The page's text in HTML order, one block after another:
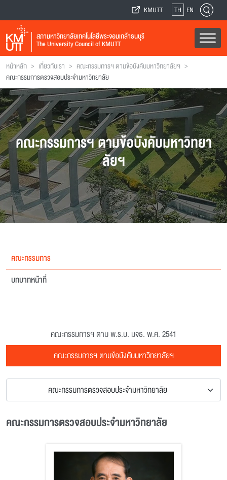
KMUTT TH EN
สภามหาวิทยาลัยเทคโนโลยีพระจอมเกล้าธนบุรี
The University Council of KMUTT
หน้าหลัก > เกี่ยวกับเรา > คณะกรรมการฯ ตามข้อบังคับมหาวิทยาลัยฯ >
คณะกรรมการตรวจสอบประจำมหาวิทยาลัย
คณะกรรมการฯ ตามข้อบังคับมหาวิทยา
ลัยฯ
คณะกรรมการ
บทบาทหน้าที่
คณะกรรมการฯ ตาม พ.ร.บ. มจธ. พ.ศ. 2541
คณะกรรมการฯ ตามข้อบังคับมหาวิทยาลัยฯ
คณะกรรมการตรวจสอบประจำมหาวิทยาลัย
คณะกรรมการตรวจสอบประจำมหาวิทยาลัย